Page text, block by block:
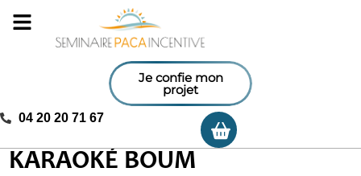
Je confie mon
projet
04 20 20 71 67
Karaoké Boum
KARAOKÉ BOUM